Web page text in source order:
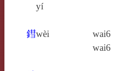
yí
鏏wèi
wai6
wai6